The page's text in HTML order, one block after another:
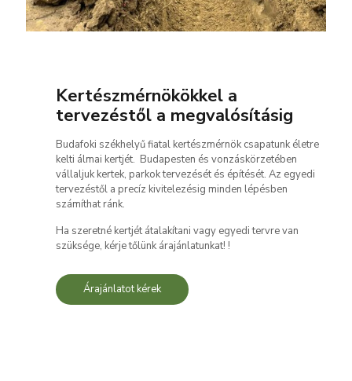
Kertészmérnökökkel a
tervezéstől a megvalósításig
Budafoki székhelyű fiatal kertészmérnök csapatunk életre
kelti álmai kertjét. Budapesten és vonzáskörzetében
vállaljuk kertek, parkok tervezését és építését. Az egyedi
tervezéstől a precíz kivitelezésig minden lépésben
számíthat ránk.
Ha szeretné kertjét átalakítani vagy egyedi tervre van
szüksége, kérje tőlünk árajánlatunkat! !
Árajánlatot kérek